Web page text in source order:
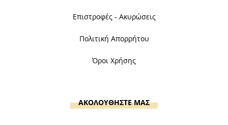
Επιστροφές - Ακυρώσεις
Πολιτική Απορρήτου
Όροι Χρήσης
ΑΚΟΛΟΥΘΗΣΤΕ ΜΑΣ